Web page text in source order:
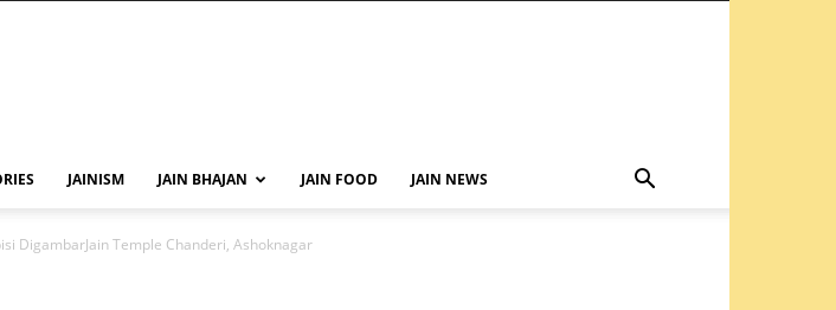
JAINISM JAIN BHAJAN JAIN FOOD JAIN NEWS
DigambarJain Temple Chanderi, Ashoknagar